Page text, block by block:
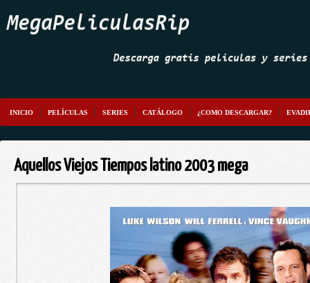
INICIO PELÍCULAS SERIES CATÁLOGO ¿COMO DESCARGAR?
Aquellos Viejos Tiempos latino 2003 mega